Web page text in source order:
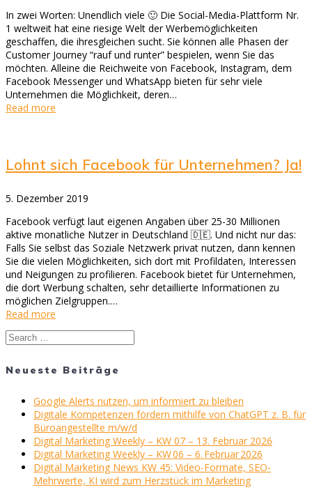
In zwei Worten: Unendlich viele 🙂 Die Social-Media-Plattform Nr.
1 weltweit hat eine riesige Welt der Werbemöglichkeiten
geschaffen, die ihresgleichen sucht. Sie können alle Phasen der
Customer Journey “rauf und runter” bespielen, wenn Sie das
möchten. Alleine die Reichweite von Facebook, Instagram, dem
Facebook Messenger und WhatsApp bieten für sehr viele
Unternehmen die Möglichkeit, deren…
Read more
Lohnt sich Facebook für Unternehmen? Ja!
5. Dezember 2019
Facebook verfügt laut eigenen Angaben über 25-30 Millionen
aktive monatliche Nutzer in Deutschland 🇩🇪. Und nicht nur das:
Falls Sie selbst das Soziale Netzwerk privat nutzen, dann kennen
Sie die vielen Möglichkeiten, sich dort mit Profildaten, Interessen
und Neigungen zu profilieren. Facebook bietet für Unternehmen,
die dort Werbung schalten, sehr detaillierte Informationen zu
möglichen Zielgruppen.…
Read more
Search
for:
Neueste Beiträge
Google Alerts nutzen, um informiert zu bleiben
Digitale Kompetenzen fördern mithilfe von ChatGPT z. B. für
Büroangestellte m/w/d
Digital Marketing Weekly – KW 07 – 13. Februar 2026
Digital Marketing Weekly – KW 06 – 6. Februar 2026
Digital Marketing News KW 45: Video-Formate, SEO-
Mehrwerte, KI wird zum Herzstück im Marketing